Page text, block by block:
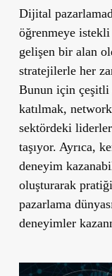
Dijital
öğrenmeye
gelişen bir alan
stratejilerle her
Bunun için çeşitli
katılmak,
sektördeki
taşıyor. Ayrıca,
deneyim
oluşturarak
pazarlama
deneyimler